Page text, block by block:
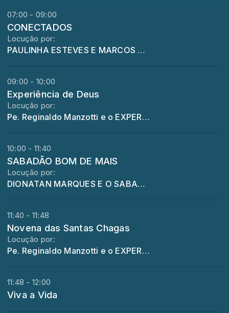
07:00 - 09:00
CONECTADOS
Locução por:
PAULINHA ESTEVES E MARCOS VINICIUS COM O CONECTADOS
09:00 - 10:00
Experiência de Deus
Locução por:
Pe. Reginaldo Manzotti e o EXPERIENCIA DE DEUS
10:00 - 11:40
SABADÃO BOM DE MAIS
Locução por:
DIONATAN MARQUES E O SABADÃO BOM DEMAIS
11:40 - 11:48
Novena das Santas Chagas
Locução por:
Pe. Reginaldo Manzotti e o EXPERIENCIA DE DEUS
11:48 - 12:00
Viva a Vida